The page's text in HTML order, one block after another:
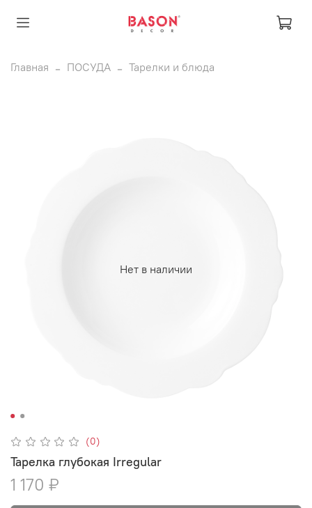
Главная ПОСУДА Тарелки и блюда
Нет в наличии
(0)
Тарелка глубокая Irregular
1 170 ₽